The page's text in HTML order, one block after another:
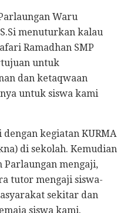
Waru
menuturkan kalau
Ramadhan SMP
untuk
dan ketaqwaan
untuk siswa kami
kegiatan KURMA
di sekolah. Kemudian
mengaji,
tutor mengaji siswa-
sekitar dan
siswa kami.